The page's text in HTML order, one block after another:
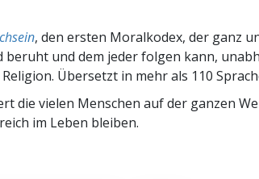
, den ersten Moralkodex, der ganz
beruht und dem jeder folgen kann,
Übersetzt in mehr als 110
die vielen Menschen auf der ganzen
im Leben bleiben.